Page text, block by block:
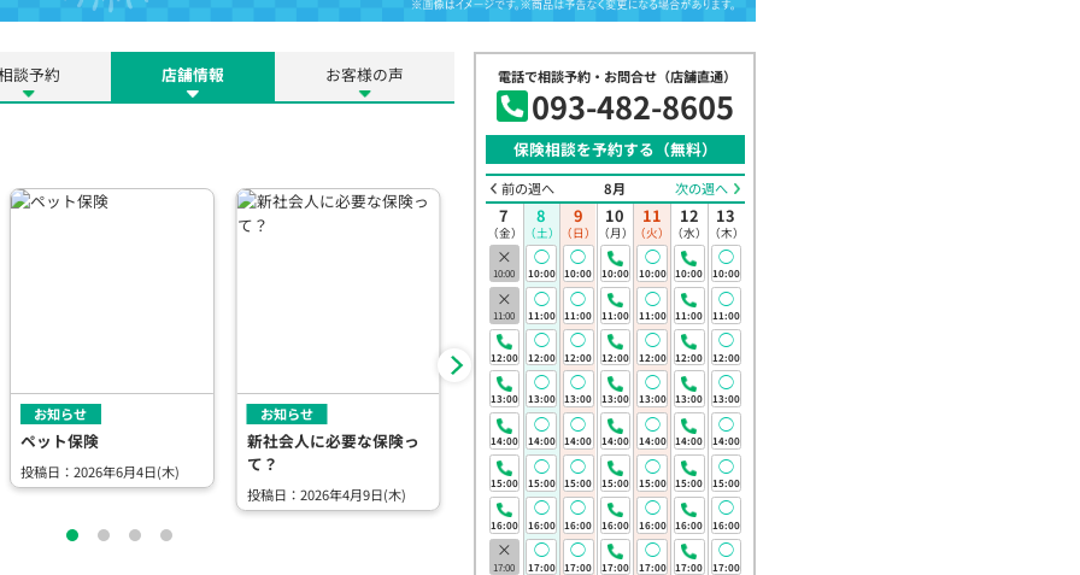
保険相談を予約する（無料）
前の週へ 8月 次の週へ
7
（金）
×
10:00
×
11:00
12:00
13:00
14:00
15:00
16:00
×
17:00
8
（土）
◯
10:00
◯
11:00
◯
12:00
◯
13:00
◯
14:00
◯
15:00
◯
16:00
◯
17:00
9
（日）
◯
10:00
◯
11:00
◯
12:00
◯
13:00
◯
14:00
◯
15:00
◯
16:00
◯
17:00
10
（月）
10:00
11:00
12:00
13:00
14:00
15:00
16:00
17:00
11
（火）
◯
10:00
◯
11:00
◯
12:00
◯
13:00
◯
14:00
◯
15:00
◯
16:00
◯
17:00
12
（水）
10:00
11:00
12:00
13:00
14:00
15:00
16:00
17:00
13
（木）
◯
10:00
◯
11:00
◯
12:00
◯
13:00
◯
14:00
◯
15:00
◯
16:00
◯
17:00
電話で相談予約・お問合せ（店舗直通）
093-482-8605
談予約 店舗情報 お客様の声
お知らせ
ペット保険
投稿日：2026年6月4日(木)
お知らせ
新社会人に必要な保険っ
て？
投稿日：2026年4月9日(木)
お知らせ
家族の生活を守る保険
（死亡保険）
投稿日：2026年3月2日(月)